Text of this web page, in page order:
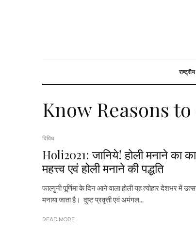
राष्ट्रीय
Know Reasons
विविध
Holi2021: जानिये! होली मनाने का
महत्त्व एवं होली मनाने की पद्धति
फाल्गुनी पूर्णिमा के दिन आने वाला होली यह त्योहार देशभर में
मनाया जाता है। दुष्ट प्रवृत्ती एवं अमंगल...
READ MORE